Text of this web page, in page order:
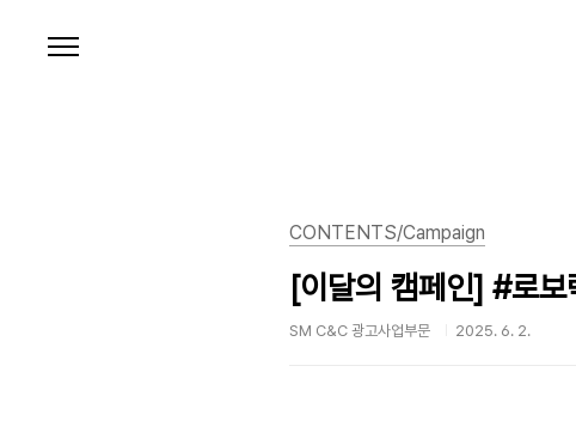
CONTENTS/Campaign
[이달의 캠페인] #로
SM C&C 광고사업부문 2025. 6. 2.